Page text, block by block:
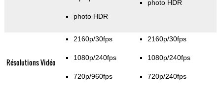
photo HDR
photo HDR
Résolutions Vidéo
2160p/30fps
1080p/240fps
720p/960fps
2160p/30fps
1080p/240fps
720p/240fps